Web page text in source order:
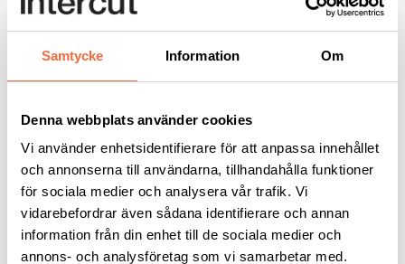
Samtycke Information Om
Denna webbplats använder cookies
Vi använder enhetsidentifierare för att anpassa innehållet
och annonserna till användarna, tillhandahålla funktioner
för sociala medier och analysera vår trafik. Vi
vidarebefordrar även sådana identifierare och annan
information från din enhet till de sociala medier och
annons- och analysföretag som vi samarbetar med.
effektivt producera detaljer med stora variationer.